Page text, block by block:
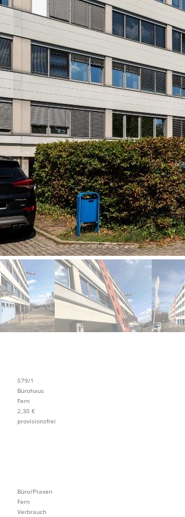
579/1
Bürohaus
Fern
2,30 €
provisionsfrei
Büro/Praxen
Fern
Verbrauch